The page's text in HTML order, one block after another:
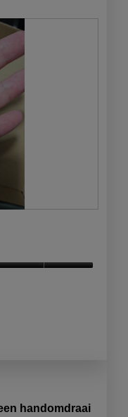
handomdraai